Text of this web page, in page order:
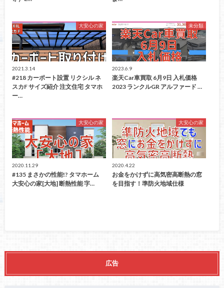
大安心の家
2021.3.14
#218 カーポート設置 リクシル ネ
スカF サイズ紹介 注文住宅 タマホ
ー…
未分類
2023.6.9
楽天Car車買取 6月9日 入札価格
2023 ランクルGR アルファード …
大安心の家
2020.11.29
#135 まさかの性能!? タマホーム
大安心の家[大地] 断熱性能 字…
大安心の家
2020.4.22
お金をかけずに高気密高断熱の窓
を目指す！準防火地域仕様
広告